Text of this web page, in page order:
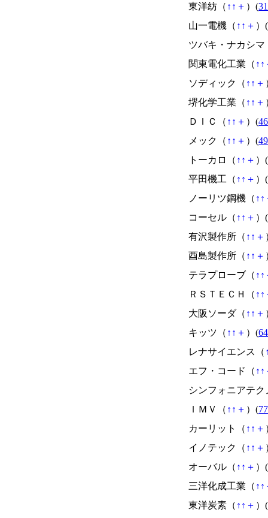
東洋紡（ ↑ ↑ ＋ ）(
山一電機（ ↑ ↑ ＋ ）(
ツバキ・ナカシマ
関東電化工業（ ↑ ↑
ソディック（ ↑ ↑ ＋
堺化学工業（ ↑ ↑ ＋
ＤＩＣ（ ↑ ↑ ＋ ）(
メック（ ↑ ↑ ＋ ）(
トーカロ（ ↑ ↑ ＋ ）(
平田機工（ ↑ ↑ ＋ ）(
ノーリツ鋼機（ ↑ ↑
コーセル（ ↑ ↑ ＋ ）(
有沢製作所（ ↑ ↑ ＋
酉島製作所（ ↑ ↑ ＋
テラプローブ（ ↑ ↑
ＲＳＴＥＣＨ（ ↑ ↑
大阪ソーダ（ ↑ ↑ ＋
キッツ（ ↑ ↑ ＋ ）(
レナサイエンス（
エフ・コード（ ↑ ↑
シンフォニアテ
ＩＭＶ（ ↑ ↑ ＋ ）(
カーリット（ ↑ ↑ ＋
イノテック（ ↑ ↑ ＋
オーバル（ ↑ ↑ ＋ ）(
三洋化成工業（ ↑ ↑
東洋炭素（ ↑ ↑ ＋ ）(